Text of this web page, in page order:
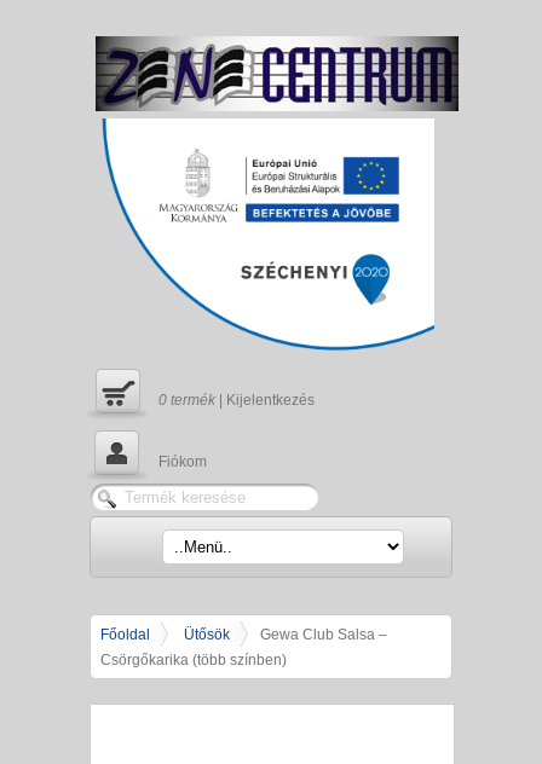
0 termék Kijelentkezés
Fiókom
Főoldal Ütősök
Gewa Club Salsa –
Csörgőkarika (több színben)